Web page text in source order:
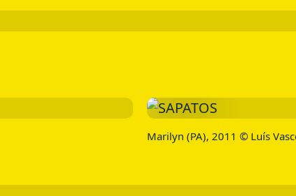
Marilyn (PA), 2011 © Luís